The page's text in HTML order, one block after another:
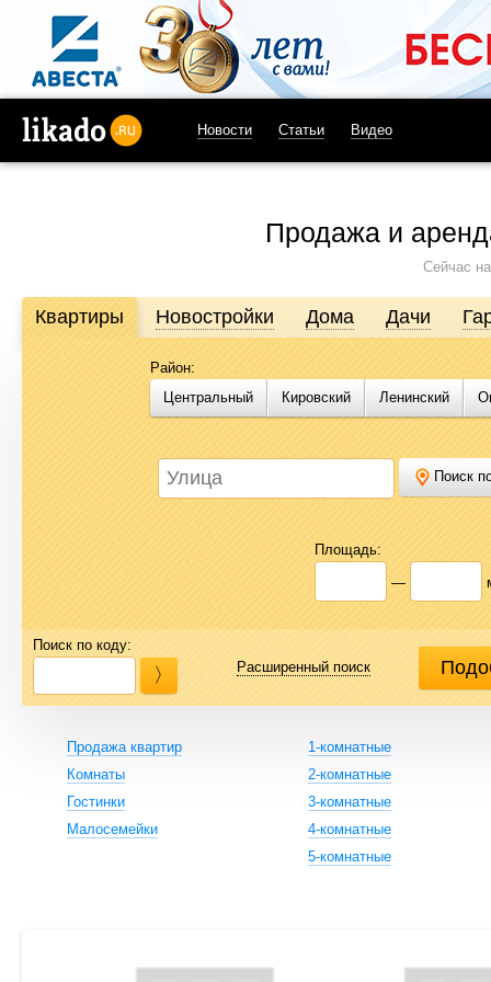
Новости Статьи Видео
Продажа и
Сейчас
Продажа и аренда недвижимости в Омске
Likado.ru – сайт актуальных и достоверных объявлений по
или купить квартиру, найти землю под строительство,
Likado.ru, чтобы сэкономить время и силы в поисках нужного
Квартиры Новостройки Дома Дачи
Район:
Центральный
Кировский Ленинский
Поиск
Площадь:
—
Поиск по коду:
Расширенный поиск
Продажа квартир
Комнаты
Гостинки
Малосемейки
1-комнатные
2-комнатные
3-комнатные
4-комнатные
5-комнатные